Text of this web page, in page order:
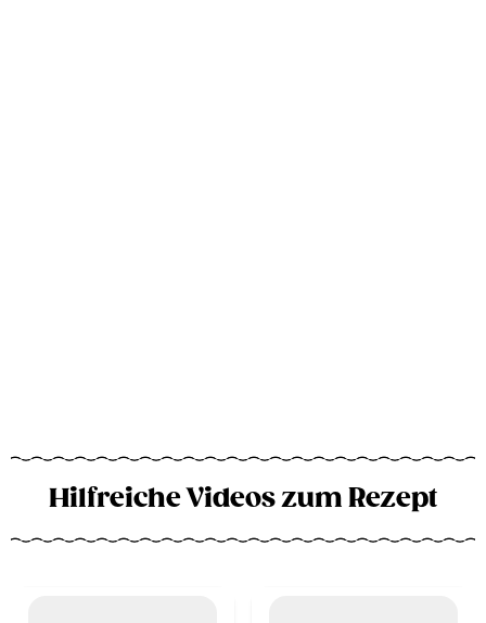
Hilfreiche Videos zum Rezept